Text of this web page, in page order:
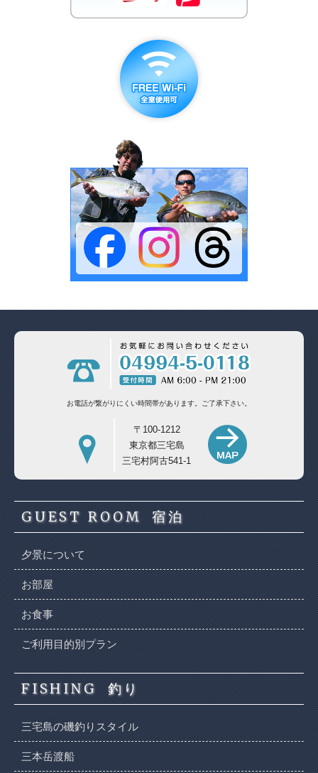
お電話が繋がりにくい時間帯があります。 ご了承下さい。
〒100-1212
東京都三宅島
三宅村阿古541-1
GUEST ROOM 宿泊
夕景について
お部屋
お食事
ご利用目的別プラン
FISHING 釣り
三宅島の磯釣りスタイル
三本岳渡船